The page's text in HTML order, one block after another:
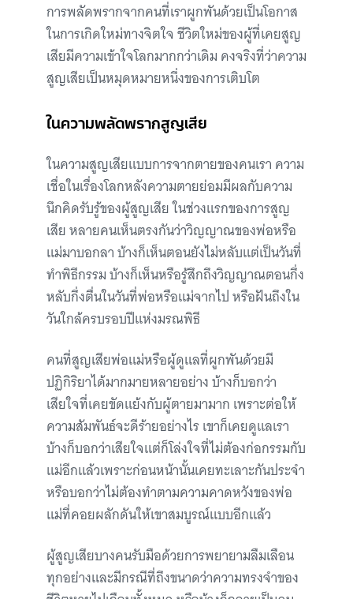
การพลัดพรากจากคนที่เราผูกพันด้วยเป็นโอกาส
ในการเกิดใหม่ทางจิตใจ ชีวิตใหม่ของผู้ที่เคยสูญ
เสียมีความเข้าใจโลกมากกว่าเดิม คงจริงที่ว่าความ
สูญเสียเป็นหมุดหมายหนึ่งของการเติบโต
ในความพลัดพรากสูญเสีย
ในความสูญเสียแบบการจากตายของคนเรา ความ
เชื่อในเรื่องโลกหลังความตายย่อมมีผลกับความ
นึกคิดรับรู้ของผู้สูญเสีย ในช่วงแรกของการสูญ
เสีย หลายคนเห็นตรงกันว่าวิญญาณของพ่อหรือ
แม่มาบอกลา บ้างก็เห็นตอนยังไม่หลับแต่เป็นวันที่
ทำพิธีกรรม บ้างก็เห็นหรือรู้สึกถึงวิญญาณตอนกึ่ง
หลับกึ่งตื่นในวันที่พ่อหรือแม่จากไป หรือฝันถึงใน
วันใกล้ครบรอบปีแห่งมรณพิธี
คนที่สูญเสียพ่อแม่หรือผู้ดูแลที่ผูกพันด้วยมี
ปฏิกิริยาได้มากมายหลายอย่าง บ้างก็บอกว่า
เสียใจที่เคยขัดแย้งกับผู้ตายมามาก เพราะต่อให้
ความสัมพันธ์จะดีร้ายอย่างไร เขาก็เคยดูแลเรา
บ้างก็บอกว่าเสียใจแต่ก็โล่งใจที่ไม่ต้องก่อกรรมกับ
แม่อีกแล้วเพราะก่อนหน้านั้นเคยทะเลาะกันประจำ
หรือบอกว่าไม่ต้องทำตามความคาดหวังของพ่อ
แม่ที่คอยผลักดันให้เขาสมบูรณ์แบบอีกแล้ว
ผู้สูญเสียบางคนรับมือด้วยการพยายามลืมเลือน
ทุกอย่างและมีกรณีที่ถึงขนาดว่าความทรงจำของ